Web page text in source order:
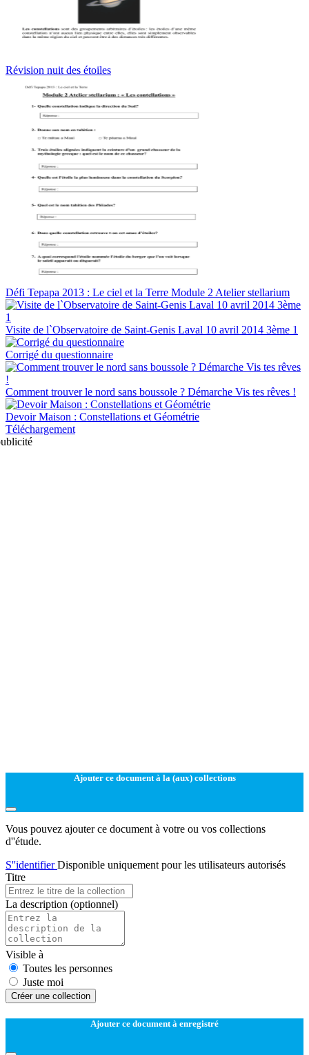
Révision nuit des étoiles
Défi Tepapa 2013 : Le ciel et la Terre Module 2 Atelier stellarium
Visite de l`Observatoire de Saint-Genis Laval 10 avril 2014 3ème 1
Corrigé du questionnaire
Comment trouver le nord sans boussole ? Démarche Vis tes rêves !
Devoir Maison : Constellations et Géométrie
Téléchargement
Ajouter ce document à la (aux) collections
Vous pouvez ajouter ce document à votre ou vos collections
d''étude.
S''identifierDisponible uniquement pour les utilisateurs autorisés
Titre
La description (optionnel)
Visible à
Toutes les personnes
Juste moi
Créer une collection
Ajouter ce document à enregistré